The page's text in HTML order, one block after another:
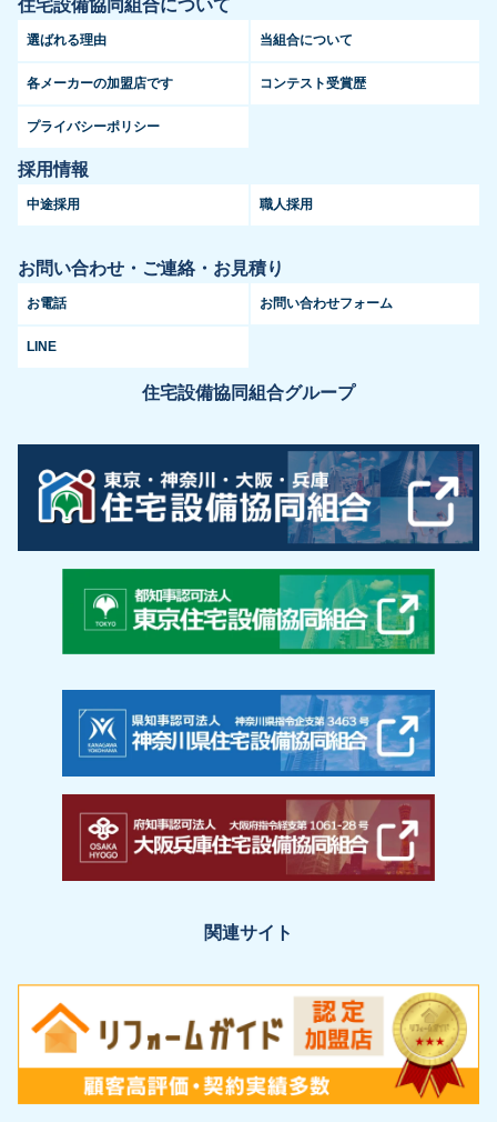
住宅設備協同組合について
選ばれる理由 当組合について
各メーカーの加盟店です コンテスト受賞歴
プライバシーポリシー
採用情報
中途採用 職人採用
お問い合わせ・ご連絡・お見積り
お電話 お問い合わせフォーム
LINE
住宅設備協同組合グループ
関連サイト